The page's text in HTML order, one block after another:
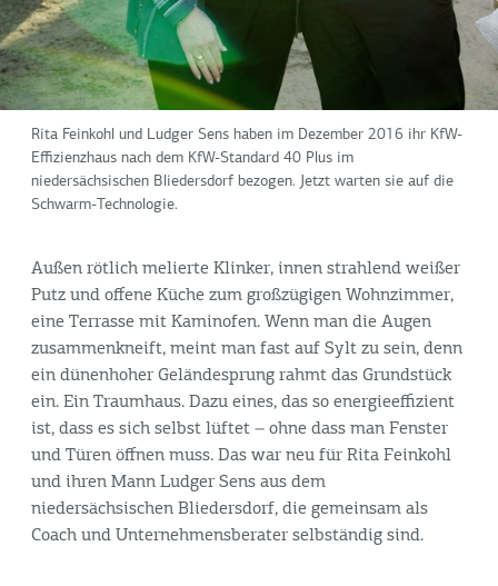
Rita Feinkohl und Ludger Sens haben im Dezember 2016 ihr KfW-
Effizienzhaus nach dem KfW-Standard 40 Plus im
niedersächsischen Bliedersdorf bezogen. Jetzt warten sie auf die
Schwarm-Technologie.
Außen rötlich melierte Klinker, innen strahlend weißer
Putz und offene Küche zum großzügigen Wohnzimmer,
eine Terrasse mit Kaminofen. Wenn man die Augen
zusammenkneift, meint man fast auf Sylt zu sein, denn
ein dünenhoher Geländesprung rahmt das Grundstück
ein. Ein Traumhaus. Dazu eines, das so energieeffizient
ist, dass es sich selbst lüftet – ohne dass man Fenster
und Türen öffnen muss. Das war neu für Rita Feinkohl
und ihren Mann Ludger Sens aus dem
niedersächsischen Bliedersdorf, die gemeinsam als
Coach und Unternehmensberater selbständig sind.